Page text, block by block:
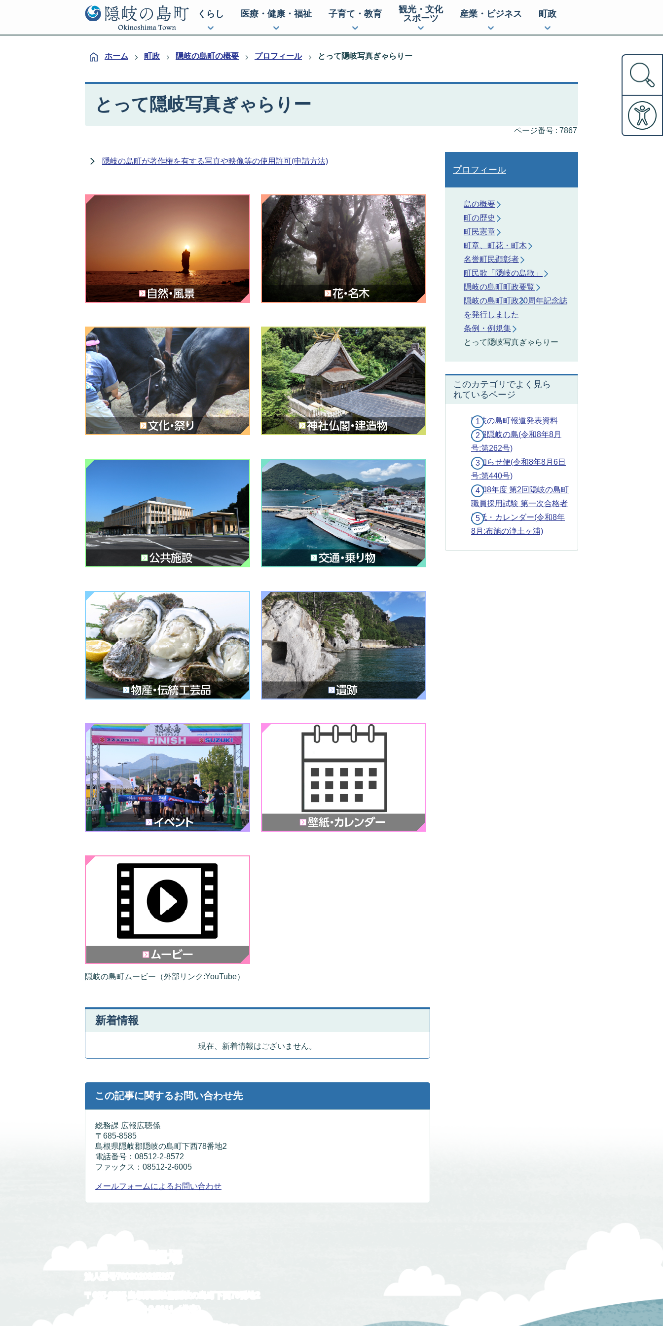
くらし 医療・健康・福祉 子育て・教育
観光・文化
スポーツ
産業・ビジネス 町政
ホーム 町政 隠岐の島町の概要 プロフィール とって隠岐写真ぎゃらりー
とって隠岐写真ぎゃらりー
ページ番号 : 7867
隠岐の島町が著作権を有する写真や映像等の使用許可(申請方法)
隠岐の島町ムービー（外部リンク:YouTube）
新着情報
現在、新着情報はございません。
この記事に関するお問い合わせ先
総務課 広報広聴係
〒685-8585
島根県隠岐郡隠岐の島町下西78番地2
電話番号：08512-2-8572
ファックス：08512-2-6005
メールフォームによるお問い合わせ
プロフィール
島の概要
町の歴史
町民憲章
町章、町花・町木
名誉町民顕彰者
町民歌「隠岐の島歌」
隠岐の島町町政要覧
隠岐の島町町政20周年記念誌
を発行しました
条例・例規集
とって隠岐写真ぎゃらりー
このカテゴリでよく見ら
れているページ
隠岐の島町報道発表資料
広報隠岐の島(令和8年8月
号:第262号)
お知らせ便(令和8年8月6日
号:第440号)
令和8年度 第2回隠岐の島町
職員採用試験 第一次合格者
壁紙・カレンダー(令和8年
8月:布施の浄土ヶ浦)